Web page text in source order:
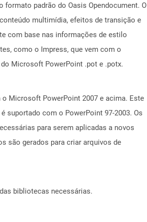
padrão do Oasis Opendocument. O
multimídia, efeitos de transição e
com base nas informações de estilo
como o Impress, que vem com o
Microsoft PowerPoint .pot e .potx.
Microsoft PowerPoint 2007 e acima. Este
com o PowerPoint 97-2003. Os
para serem aplicadas a novos
são gerados para criar arquivos de
bibliotecas necessárias.